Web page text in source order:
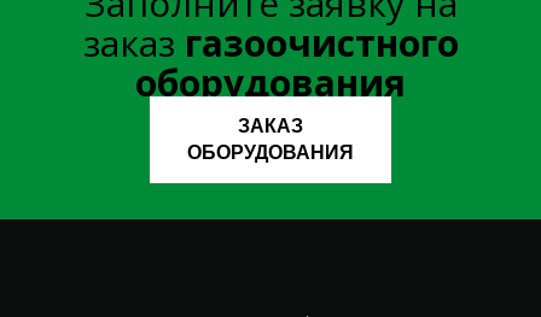
заказ газоочистного
оборудования
ЗАКАЗ
ОБОРУДОВАНИЯ